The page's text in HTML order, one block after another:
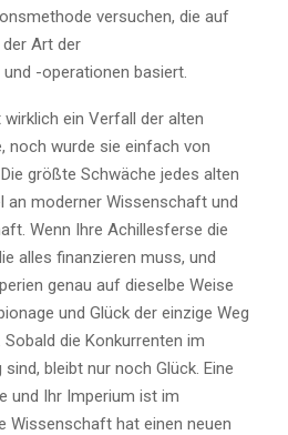
versuchen, die auf
Art der
-operationen basiert.
ein Verfall der alten
noch wurde sie einfach von
größte Schwäche jedes alten
an moderner Wissenschaft und
Wenn Ihre Achillesferse die
alles finanzieren muss, und
genau auf dieselbe Weise
und Glück der einzige Weg
die Konkurrenten im
bleibt nur noch Glück. Eine
und Ihr Imperium ist im
Wissenschaft hat einen neuen